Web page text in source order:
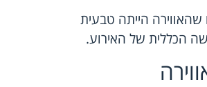
חשו שהאווירה הייתה טבעית
הכללית של האירוע.